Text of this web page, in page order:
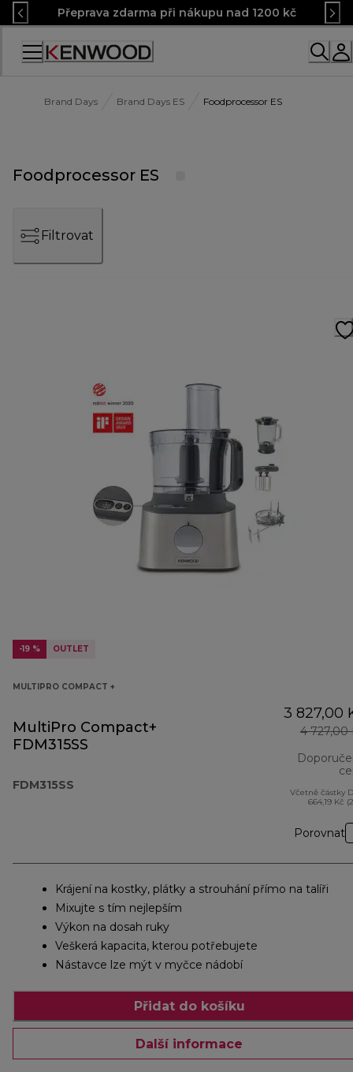
Skip
to
Content
Přeprava zdarma při nákupu nad 1200 kč
Accessibility
Brand Days Brand Days ES Foodprocessor ES
Foodprocessor ES
Filtrovat
-19 % OUTLET
MULTIPRO COMPACT +
MultiPro Compact+
FDM315SS
FDM315SS
3 827,00
4 727,00
Včetně částky
664,19 Kč
Porovnat
Krájení na kostky, plátky a strouhání přímo na talíři
Mixujte s tím nejlepším
Výkon na dosah ruky
Veškerá kapacita, kterou potřebujete
Nástavce lze mýt v myčce nádobí
Přidat do košíku
Další informace